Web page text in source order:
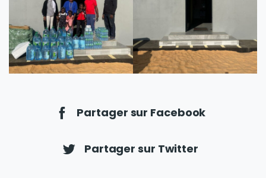
Partager sur Facebook
Partager sur Twitter